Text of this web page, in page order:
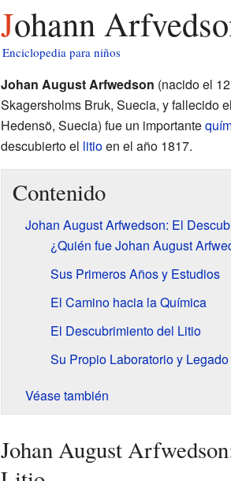
Johann
Enciclopedia para niños
Johan August Arfwedson (nacido el
Skagersholms Bruk, Suecia, y fallecido
Hedensö, Suecia) fue un importante
descubierto el litioen el año 1817.
Contenido
Johan August Arfwedson: El
¿Quién fue Johan August
Sus Primeros Años y Estudios
El Camino hacia la Química
El Descubrimiento del Litio
Su Propio Laboratorio y Legado
Véase también
Johan August